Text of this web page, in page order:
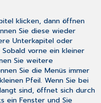
klicken, dann öffnen
Sie diese wieder
Unterkapitel oder
vorne ein kleiner
Sie weitere
Sie die Menüs immer
Pfeil. Wenn Sie bei
sind, öffnet sich durch
ein Fenster und Sie